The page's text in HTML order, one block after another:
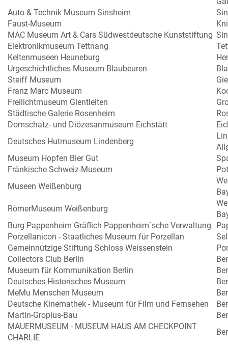
Auto & Technik Museum Sinsheim
Faust-Museum
MAC Museum Art & Cars Südwestdeutsche Kunststiftung
Elektronikmuseum Tettnang
Keltenmuseen Heuneburg
Urgeschichtliches Museum Blaubeuren
Steiff Museum
Franz Marc Museum
Freilichtmuseum Glentleiten
Städtische Galerie Rosenheim
Domschatz- und Diözesanmuseum Eichstätt
Deutsches Hutmuseum Lindenberg
Museum Hopfen Bier Gut
Fränkische Schweiz-Museum
Museen Weißenburg
RömerMuseum Weißenburg
Burg Pappenheim Gräflich Pappenheim`sche Verwaltung
Porzellanicon - Staatliches Museum für Porzellan
Gemeinnützige Stiftung Schloss Weissenstein
Collectors Club Berlin
Museum für Kommunikation Berlin
Deutsches Historisches Museum
MeMu Menschen Museum
Deutsche Kinemathek - Museum für Film und Fernsehen
Martin-Gropius-Bau
MAUERMUSEUM - MUSEUM HAUS AM CHECKPOINT
CHARLIE